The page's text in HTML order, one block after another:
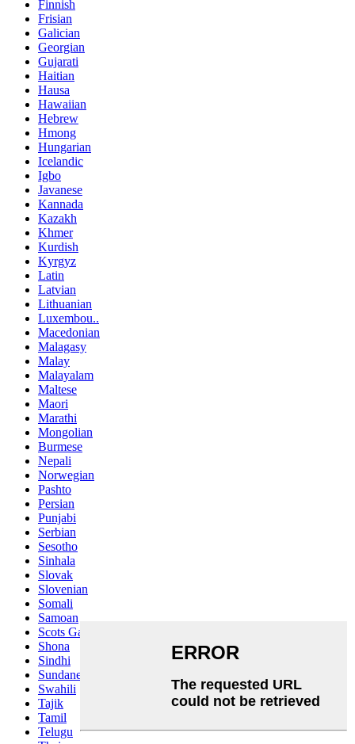
Finnish
Frisian
Galician
Georgian
Gujarati
Haitian
Hausa
Hawaiian
Hebrew
Hmong
Hungarian
Icelandic
Igbo
Javanese
Kannada
Kazakh
Khmer
Kurdish
Kyrgyz
Latin
Latvian
Lithuanian
Luxembou..
Macedonian
Malagasy
Malay
Malayalam
Maltese
Maori
Marathi
Mongolian
Burmese
Nepali
Norwegian
Pashto
Persian
Punjabi
Serbian
Sesotho
Sinhala
Slovak
Slovenian
Somali
Samoan
Scots Gaelic
Shona
Sindhi
Sundanese
Swahili
Tajik
Tamil
Telugu